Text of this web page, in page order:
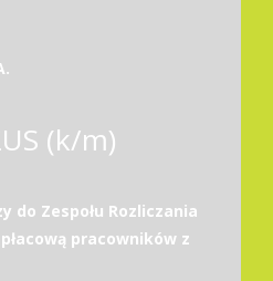
(k/m)
do Zespołu Rozliczania
pracowników z